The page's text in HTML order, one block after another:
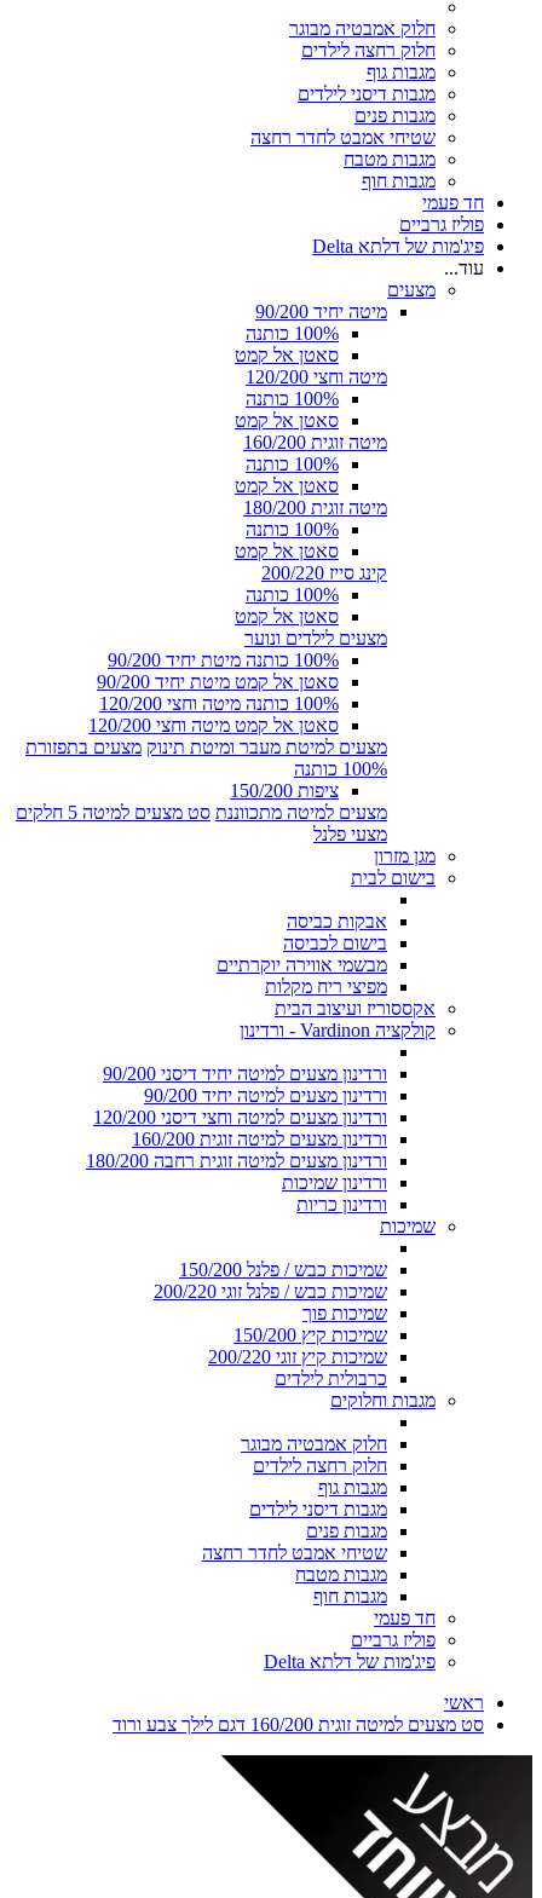
חלוק אמבטיה מבוגר
חלוק רחצה לילדים
מגבות גוף
מגבות דיסני לילדים
מגבות פנים
שטיחי אמבט לחדר רחצה
מגבות מטבח
מגבות חוף
חד פעמי
פוליז גרביים
פיג'מות של דלתא Delta
עוד...
מצעים
מיטה יחיד 90/200
100% כותנה
סאטן אל קמט
מיטה וחצי 120/200
100% כותנה
סאטן אל קמט
מיטה זוגית 160/200
100% כותנה
סאטן אל קמט
מיטה זוגית 180/200
100% כותנה
סאטן אל קמט
קינג סייז 200/220
100% כותנה
סאטן אל קמט
מצעים לילדים ונוער
100% כותנה מיטת יחיד 90/200
סאטן אל קמט מיטת יחיד 90/200
100% כותנה מיטה וחצי 120/200
סאטן אל קמט מיטה וחצי 120/200
מצעים למיטת מעבר ומיטת תינוק מצעים בתפזורת
100% כותנה
ציפות 150/200
מצעים למיטה מתכווננת סט מצעים למיטה 5 חלקים
מצעי פלנל
מגן מזרון
בישום לבית
אבקות כביסה
בישום לכביסה
מבשמי אווירה יוקרתיים
מפיצי ריח מקלות
אקססוריז ועיצוב הבית
קולקציה Vardinon - ורדינון
ורדינון מצעים למיטה יחיד דיסני 90/200
ורדינון מצעים למיטה יחיד 90/200
ורדינון מצעים למיטה וחצי דיסני 120/200
ורדינון מצעים למיטה זוגית 160/200
ורדינון מצעים למיטה זוגית רחבה 180/200
ורדינון שמיכות
ורדינון כריות
שמיכות
שמיכות כבש / פלנל 150/200
שמיכות כבש / פלנל זוגי 200/220
שמיכות פוך
שמיכות קיץ 150/200
שמיכות קיץ זוגי 200/220
כרבולית לילדים
מגבות וחלוקים
חלוק אמבטיה מבוגר
חלוק רחצה לילדים
מגבות גוף
מגבות דיסני לילדים
מגבות פנים
שטיחי אמבט לחדר רחצה
מגבות מטבח
מגבות חוף
חד פעמי
פוליז גרביים
פיג'מות של דלתא Delta
ראשי
סט מצעים למיטה זוגית 160/200 דגם לילך צבע ורוד